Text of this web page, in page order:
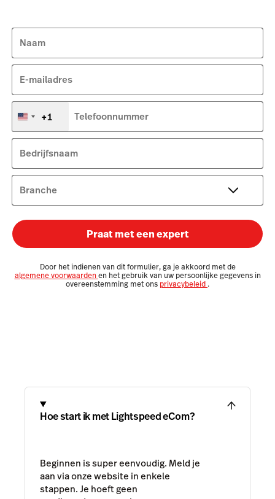
Naam
E-mailadres
Verenigde
+1
+1 Telefoonnummer
Bedrijfsnaam
Branche
Praat met een expert
Door het indienen van dit formulier, ga je akkoord met de
algemene voorwaardenen het gebruik van uw persoonlijke gegevens in
overeenstemming met ons privacybeleid .
Hoe start ik met Lightspeed eCom?
Beginnen is super eenvoudig. Meld je
aan via onze website in enkele
stappen. Je hoeft geen